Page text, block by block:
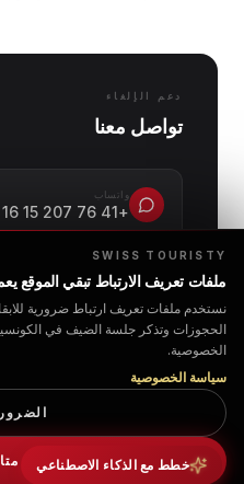
SWISS TOURISTY
ملفات تعريف الارتباط تبقي الموقع
نستخدم ملفات تعريف ارتباط ضرورية
الحجوزات وتذكر جلسة الضيف في
الخصوصية.
سياسة الخصوصية
دعم الإلغاء
تواصل معنا
واتساب
+41 76 207 15 16
البريد الإلكتروني
+41 76 207 15 16
خطط مع الذكاء الاصطناعي